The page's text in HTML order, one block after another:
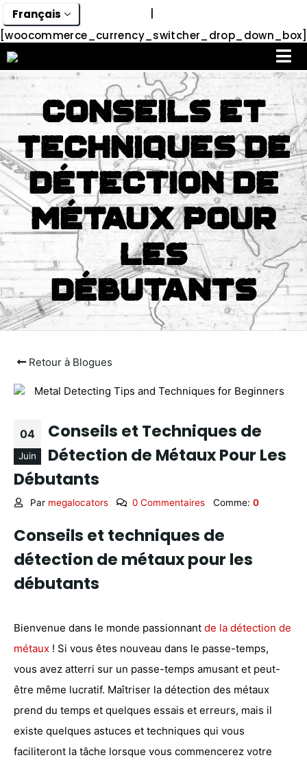
|
[woocommerce_currency_switcher_drop_down_box]
Conseils et
Techniques de
Détection de
Métaux Pour
Les
Débutants
Retour à Blogues
04
Juin
Conseils et Techniques de
Détection de Métaux Pour Les
Débutants
Par megalocators 0 Commentaires Comme: 0
Conseils et techniques de
détection de métaux pour les
débutants
Bienvenue dans le monde passionnant de la détection de
métaux ! Si vous êtes nouveau dans le passe-temps,
vous avez atterri sur un passe-temps amusant et peut-
être même lucratif. Maîtriser la détection des métaux
prend du temps et quelques essais et erreurs, mais il
existe quelques astuces et techniques qui vous
faciliteront la tâche lorsque vous commencerez votre